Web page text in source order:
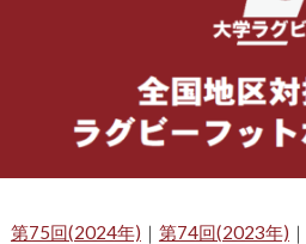
第75回(2024年) ｜ 第74回(2023年) ｜